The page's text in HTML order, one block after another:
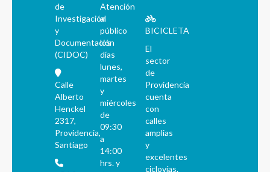
de
Investigación
y
Documentación
(CIDOC)
Calle
Alberto
Henckel
2317,
Providencia,
Santiago
Atención
al
público
los
días
lunes,
martes
y
miércoles
de
09:30
a
14:00
hrs. y
BICICLETA
El
sector
de
Providencia
cuenta
con
calles
amplias
y
excelentes
ciclovías.